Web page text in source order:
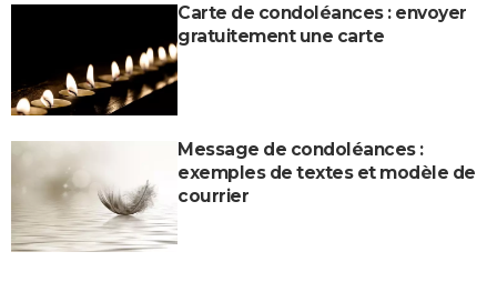
Carte de condoléances : envoyer
gratuitement une carte
Message de condoléances :
exemples de textes et modèle de
courrier